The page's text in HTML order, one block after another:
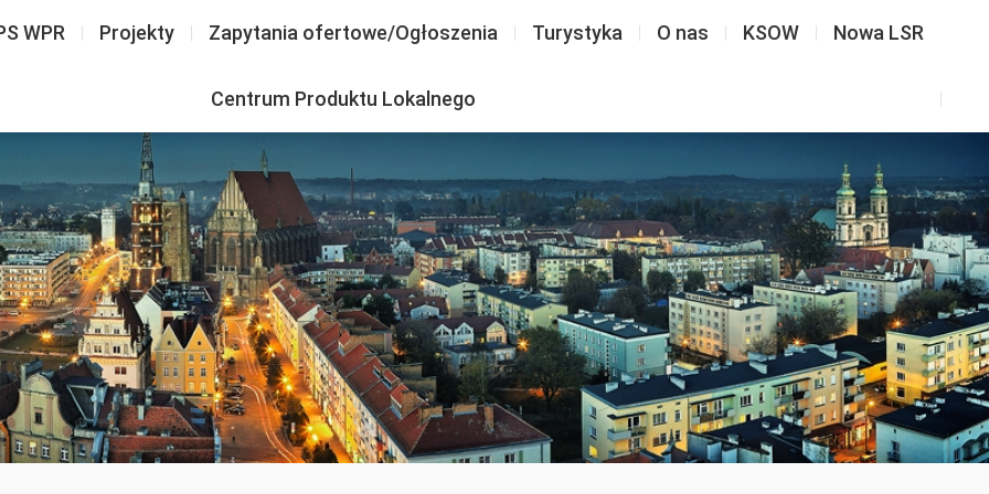
WPR Projekty Zapytania ofertowe/Ogłoszenia Turystyka O nas KSOW Nowa LSR
Centrum Produktu Lokalnego